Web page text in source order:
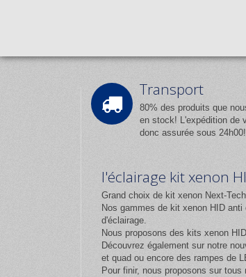
Transport
80% des produits que
en stock! L'expédition de
donc assurée sous 24h00!
l'éclairage kit xenon
Grand choix de kit xenon Next-
Nos gammes de kit xenon HID
d'éclairage.
Nous proposons des kits xenon
Découvrez également sur notre
et quad ou encore des rampes de
Pour finir, nous proposons sur